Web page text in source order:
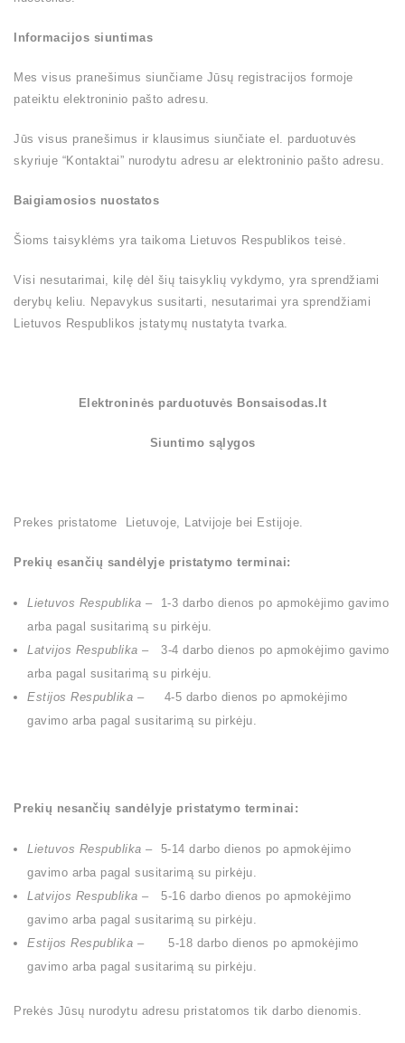
Informacijos siuntimas
Mes visus pranešimus siunčiame Jūsų registracijos formoje
pateiktu elektroninio pašto adresu.
Jūs visus pranešimus ir klausimus siunčiate el. parduotuvės
skyriuje “Kontaktai” nurodytu adresu ar elektroninio pašto adresu.
Baigiamosios nuostatos
Šioms taisyklėms yra taikoma Lietuvos Respublikos teisė.
Visi nesutarimai, kilę dėl šių taisyklių vykdymo, yra sprendžiami
derybų keliu. Nepavykus susitarti, nesutarimai yra sprendžiami
Lietuvos Respublikos įstatymų nustatyta tvarka.
Elektroninės parduotuvės Bonsaisodas.lt
Siuntimo sąlygos
Prekes pristatome Lietuvoje, Latvijoje bei Estijoje.
Prekių esančių sandėlyje pristatymo terminai:
Lietuvos Respublika – 1-3 darbo dienos po apmokėjimo gavimo
arba pagal susitarimą su pirkėju.
Latvijos Respublika –
3-4 darbo dienos po apmokėjimo gavimo
arba pagal susitarimą su pirkėju.
Estijos Respublika –
4-5 darbo dienos po apmokėjimo
gavimo arba pagal susitarimą su pirkėju.
Prekių nesančių sandėlyje pristatymo terminai:
Lietuvos Respublika – 5-14 darbo dienos po apmokėjimo
gavimo arba pagal susitarimą su pirkėju.
Latvijos Respublika –
5-16 darbo dienos po apmokėjimo
gavimo arba pagal susitarimą su pirkėju.
Estijos Respublika –
5-18 darbo dienos po apmokėjimo
gavimo arba pagal susitarimą su pirkėju.
Prekės Jūsų nurodytu adresu pristatomos tik darbo dienomis.